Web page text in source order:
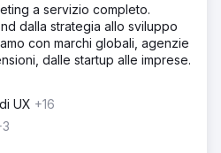
gli elementi di
mobile. Abbiamo quindi
sensibilizzazione per acquisire
su pubblicazioni di bricolage,
le sue mappe
Austin e nei mercati
a servizio completo.
dalla strategia allo sviluppo
con marchi globali, agenzie
dalle startup alle imprese.
UX +16